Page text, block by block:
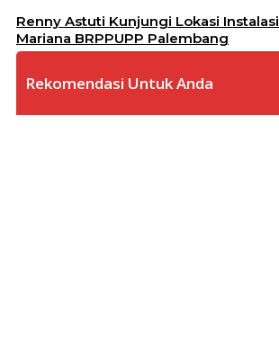
Renny Astuti Kunjungi Lokasi Instalasi
Mariana BRPPUPP Palembang
Rekomendasi Untuk Anda